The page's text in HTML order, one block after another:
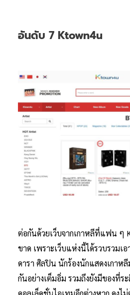
อันดับ 7 Ktown4u
ต่อกันด้วยเว็บจากเกาหลีที่แฟน ๆ
ขาด เพราะเว็บแห่งนี้ได้รวบรวมเอ
ดารา ศิลปิน นักร้องนักแสดงเกาหลี
กันอย่างเต็มอิ่ม รวมถึงยังมีของที่ร